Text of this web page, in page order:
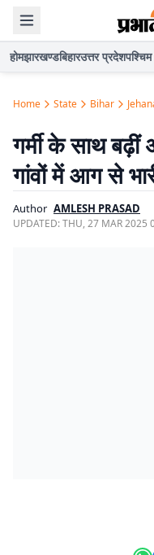
होमझारखण्डबिहारउत्तर प्रदेश
Home State Bihar
गर्मी के साथ बढ़ीं
गांवों में आग से
Author AMLESH PRASAD
UPDATED:THU, 27 MAR 2025